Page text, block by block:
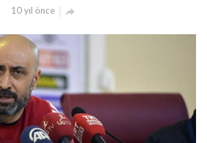
10 yıl önce 